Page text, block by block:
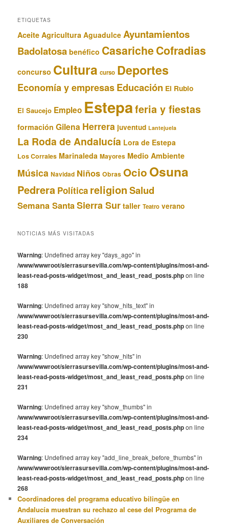
ETIQUETAS
Aceite Agricultura Aguadulce Ayuntamientos
Badolatosa benéfico CasaricheCofradias
concurso Cultura curso Deportes
Economía y empresasEducación El Rubio
El Saucejo Empleo Estepaferia y fiestas
formación Gilena Herrera juventud Lantejuela
La Roda de Andalucía Lora de Estepa
Los Corrales Marinaleda Mayores Medio Ambiente
Música Navidad Niños Obras Ocio Osuna
Pedrera Política religionSalud
Semana SantaSierra Sur taller Teatro verano
NOTICIAS MÁS VISITADAS
Warning: Undefined array key "days_ago" in
/www/wwwroot/sierrasursevilla.com/wp-content/plugins/most-and-
least-read-posts-widget/most_and_least_read_posts.phpon line
188
Warning: Undefined array key "show_hits_text" in
/www/wwwroot/sierrasursevilla.com/wp-content/plugins/most-and-
least-read-posts-widget/most_and_least_read_posts.phpon line
230
Warning: Undefined array key "show_hits" in
/www/wwwroot/sierrasursevilla.com/wp-content/plugins/most-and-
least-read-posts-widget/most_and_least_read_posts.phpon line
231
Warning: Undefined array key "show_thumbs" in
/www/wwwroot/sierrasursevilla.com/wp-content/plugins/most-and-
least-read-posts-widget/most_and_least_read_posts.phpon line
234
Warning: Undefined array key "add_line_break_before_thumbs" in
/www/wwwroot/sierrasursevilla.com/wp-content/plugins/most-and-
least-read-posts-widget/most_and_least_read_posts.phpon line
268
Coordinadores del programa educativo bilingüe en
Andalucía muestran su rechazo al cese del Programa de
Auxiliares de Conversación